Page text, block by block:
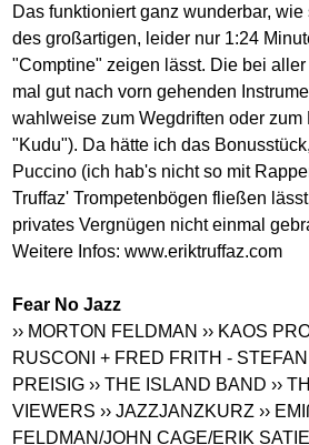
Das funktioniert ganz wunderbar,
des großartigen, leider nur 1:24
"Comptine" zeigen lässt. Die bei
mal gut nach vorn gehenden
wahlweise zum Wegdriften oder zum
"Kudu"). Da hätte ich das
Puccino (ich hab's nicht so mit
Truffaz' Trompetenbögen fließen
privates Vergnügen nicht einmal
Weitere Infos:www.eriktruffaz.com
Fear No Jazz
›› MORTON FELDMAN ›› KAOS
RUSCONI + FRED FRITH -
PREISIG ›› THE ISLAND BAND ››
VIEWERS ›› JAZZJANZKURZ ››
FELDMAN/JOHN CAGE/ERIK SATIE